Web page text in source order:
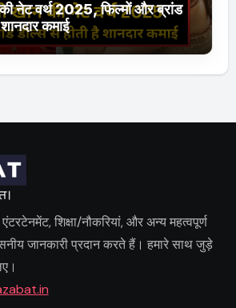
नेट वर्थ 2025, फिल्मों और ब्रांड
कमाई
शिक्षा/नौकरियां, और अन्य महत्वपूर्ण
जानकारी प्रदान करते हैं। हमारे साथ जुड़े